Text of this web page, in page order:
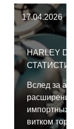
17.04.2026
HARLEY
Вслед за
импортных
витком